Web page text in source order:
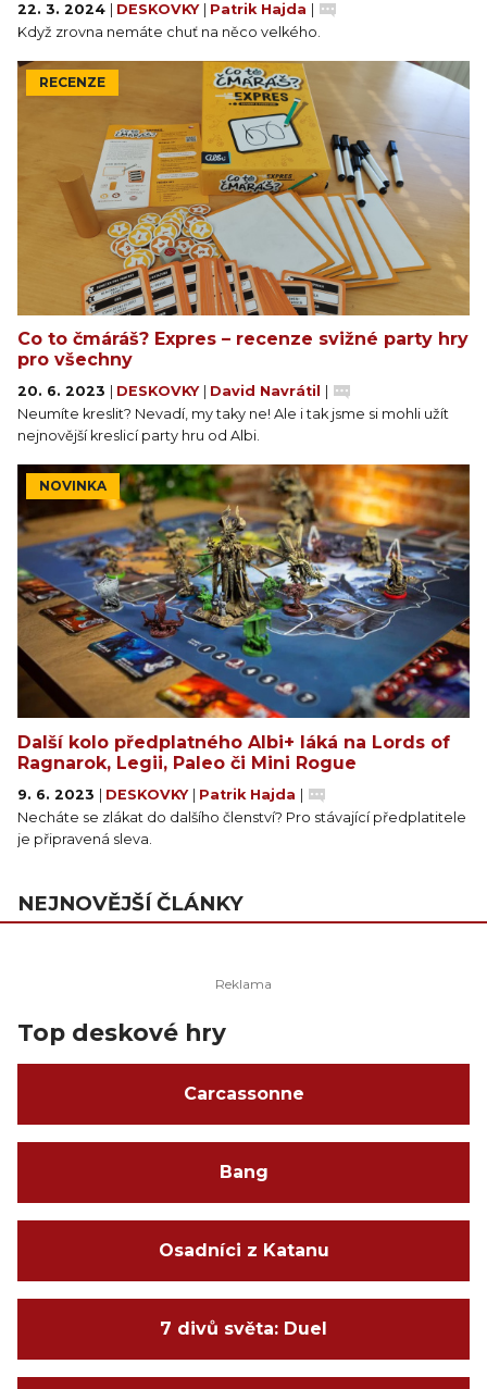
22. 3. 2024 DESKOVKY Patrik Hajda
Když zrovna nemáte chuť na něco velkého.
RECENZE
Co to čmáráš? Expres – recenze svižné party hry
pro všechny
20. 6. 2023 DESKOVKY David Navrátil
Neumíte kreslit? Nevadí, my taky ne! Ale i tak jsme si mohli užít
nejnovější kreslicí party hru od Albi.
NOVINKA
Další kolo předplatného Albi+ láká na Lords of
Ragnarok, Legii, Paleo či Mini Rogue
9. 6. 2023 DESKOVKY Patrik Hajda
Necháte se zlákat do dalšího členství? Pro stávající předplatitele
je připravená sleva.
NEJNOVĚJŠÍ ČLÁNKY
Top deskové hry
Carcassonne
Bang
Osadníci z Katanu
7 divů světa: Duel